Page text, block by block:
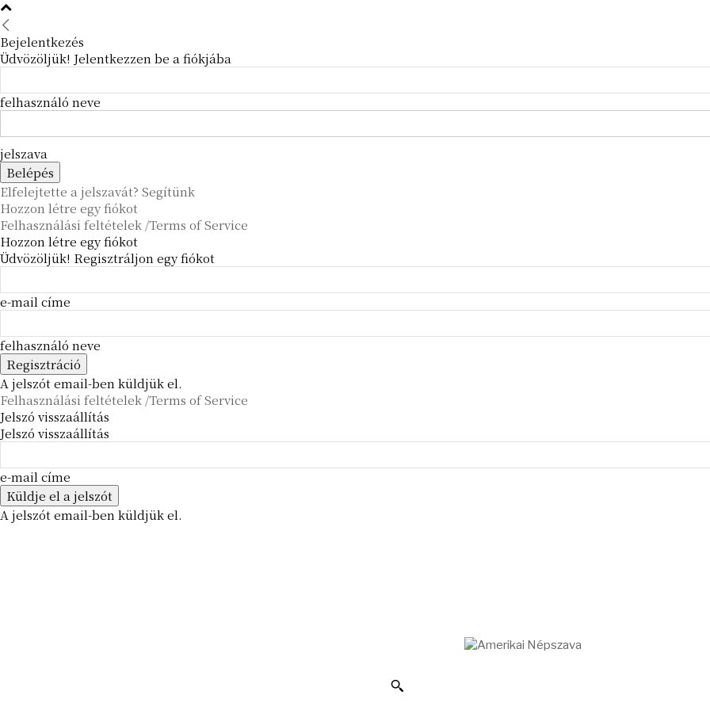
Bejelentkezés
Üdvözöljük! Jelentkezzen be a fiókjába
felhasználó neve
jelszava
Elfelejtette a jelszavát? Segítünk
Hozzon létre egy fiókot
Felhasználási feltételek /Terms of Service
Hozzon létre egy fiókot
Üdvözöljük! Regisztráljon egy fiókot
e-mail címe
felhasználó neve
A jelszót email-ben küldjük el.
Felhasználási feltételek /Terms of Service
Jelszó visszaállítás
Jelszó visszaállítás
e-mail címe
A jelszót email-ben küldjük el.